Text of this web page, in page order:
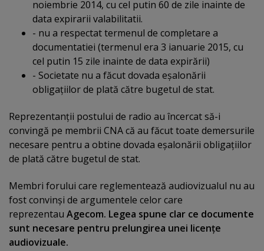
noiembrie 2014, cu cel putin 60 de zile inainte de
data expirarii valabilitatii.
- nu a respectat termenul de completare a
documentatiei (termenul era 3 ianuarie 2015, cu
cel putin 15 zile inainte de data expirării)
- Societate nu a făcut dovada eşalonării
obligaţiilor de plată către bugetul de stat.
Reprezentanţii postului de radio au încercat să-i
convingă pe membrii CNA că au făcut toate demersurile
necesare pentru a obtine dovada eşalonării obligaţiilor
de plată către bugetul de stat.
Membri forului care reglementează audiovizualul nu au
fost convinşi de argumentele celor care
reprezentau Agecom. Legea spune clar ce documente
sunt necesare pentru prelungirea unei licenţe
audiovizuale.